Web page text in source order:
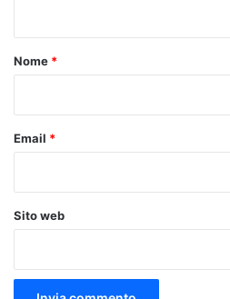
o
Nome *
Email *
Sito web